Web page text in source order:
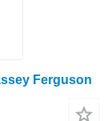
Ferguson